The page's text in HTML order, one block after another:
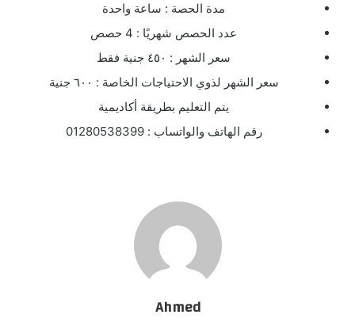
مدة الحصة : ساعة واحدة
عدد الحصص شهريًا : 4 حصص
سعر الشهر : ٤٥٠ جنية فقط
سعر الشهر لذوي الاحتياجات الخاصة : ٦٠٠ جنية
يتم التعليم بطريقة أكاديمية
رقم الهاتف والواتساب : 01280538399
Ahmed